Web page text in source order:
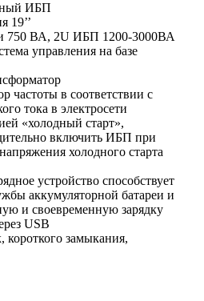
ИБП
19’’
750 ВА, 2U ИБП 1200-3000ВА
управления на базе
частоты в соответствии с
тока в электросети
«холодный старт»,
включить ИБП при
холодного старта
устройство способствует
аккумуляторной батареи и
и своевременную зарядку
USB
короткого замыкания,